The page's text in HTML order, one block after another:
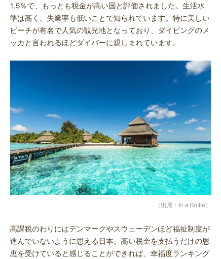
1.5％で、もっとも税金が高い国と評価されました。生活水
準は高く、失業率も低いことで知られています。特に美しい
ビーチが有名で人気の観光地となっており、ダイビングのメ
ッカと言われるほどダイバーに親しまれています。
（出展：In a Bottle）
高課税のわりにはデンマークやスウェーデンほど福祉制度が
進んでいないように思える日本。高い税金を支払うだけの恩
恵を受けていると感じることができれば、幸福度ランキング